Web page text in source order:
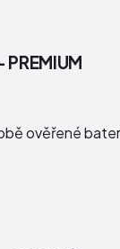
ověřené